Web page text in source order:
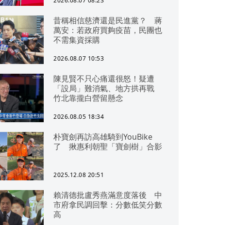
昔稱相信慈濟還是民進黨？ 蔣
萬安：若政府買夠疫苗，民團也
不需集資採購
2026.08.07 10:53
陳見賢不只心痛還很怒！疑遭
「設局」難消氣、地方拱再戰
竹北靠攏白營留懸念
2026.08.05 18:34
朴寶劍再訪高雄騎到YouBike
了 揪惠利朝聖「寶劍樹」合影
2025.12.08 20:51
賴清德批盧秀燕滿意度落後 中
市府拿民調回擊：分數低笑分數
高